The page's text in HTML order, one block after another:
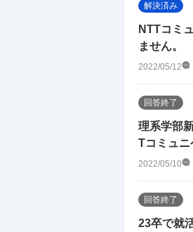
解決済み
NTTコミ
ません。
2022/05/12
回答終了
理系学部
Tコミュニ
2022/05/10
回答終了
23卒で就